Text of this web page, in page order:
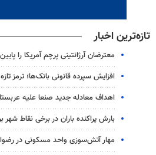
تازه‌ترین اخبار
معترضان آرژانتینی پرچم آمریکا را
افزایش سپرده قانونی بانک‌ها؛ ترمز
اهداف معادله جدید صنعا علیه
بارش پراکنده باران در برخی نقاط شهر
مهار آتش‌سوزی واحد مسکونی در